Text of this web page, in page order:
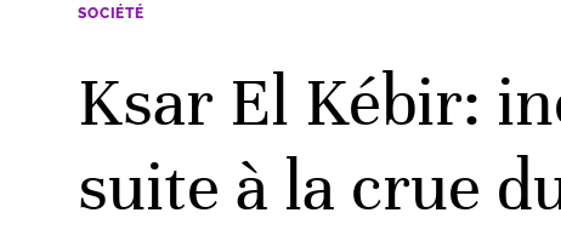
SOCIÉTÉ
Ksar El Kébir:
suite à la crue